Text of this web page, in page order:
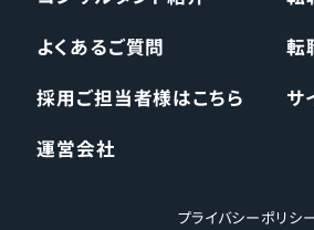
よくあるご質問
転
採用ご担当者様はこちら
サ
運営会社
プライバシーポリシ